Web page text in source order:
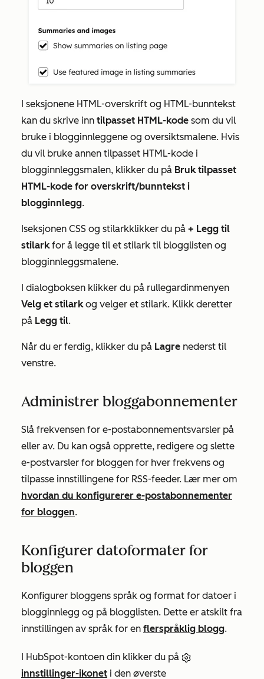
seksjonene HTML-overskrift og HTML-bunntekst
kan du skrive inn tilpasset HTML-kode som du vil
bruke i blogginnleggene og oversiktsmalene. Hvis
du vil bruke annen tilpasset HTML-kode i
blogginnleggsmalen, klikker du på Bruk tilpasset
HTML-kode for overskrift/bunntekst i
blogginnlegg.
seksjonen CSS og stilarkklikker du på + Legg til
stilarkfor å legge til et stilark til blogglisten og
blogginnleggsmalene.
I dialogboksen klikker du på rullegardinmenyen
Velg et stilarkog velger et stilark. Klikk deretter
på Legg til.
Når du er ferdig, klikker du på Lagre nederst til
venstre.
Administrer bloggabonnementer
Slå frekvensen for e-postabonnementsvarsler på
eller av. Du kan også opprette, redigere og slette
e-postvarsler for bloggen for hver frekvens og
tilpasse innstillingene for RSS-feeder. Lær mer om
hvordan du konfigurerer e-postabonnementer
for bloggen.
Konfigurer datoformater for
bloggen
Konfigurer bloggens språk og format for datoer i
blogginnlegg og på blogglisten. Dette er atskilt fra
innstillingen av språk for en flerspråklig blogg.
I HubSpot-kontoen din klikker du på
innstillinger-ikonet i den øverste